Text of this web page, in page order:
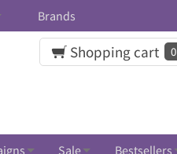
Brands
Shopping cart 0
Sale Bestsellers